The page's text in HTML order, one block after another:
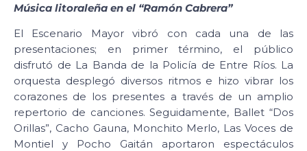
Música litoraleña en el “Ramón Cabrera”
El Escenario Mayor vibró con cada una de las
presentaciones; en primer término, el público
disfrutó de La Banda de la Policía de Entre Ríos. La
orquesta desplegó diversos ritmos e hizo vibrar los
corazones de los presentes a través de un amplio
repertorio de canciones. Seguidamente, Ballet “Dos
Orillas”, Cacho Gauna, Monchito Merlo, Las Voces de
Montiel y Pocho Gaitán aportaron espectáculos